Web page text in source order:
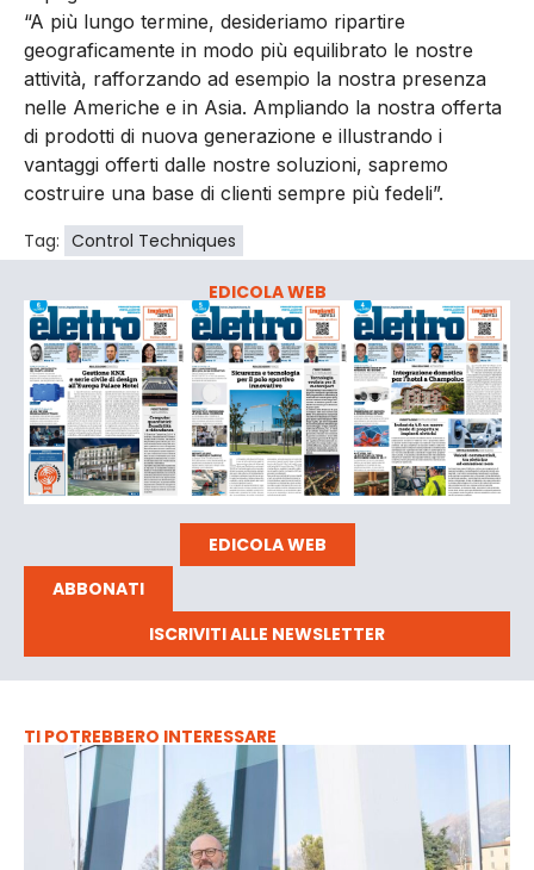
“A più lungo termine, desideriamo ripartire
geograficamente in modo più equilibrato le nostre
attività, rafforzando ad esempio la nostra presenza
nelle Americhe e in Asia. Ampliando la nostra offerta
di prodotti di nuova generazione e illustrando i
vantaggi offerti dalle nostre soluzioni, sapremo
costruire una base di clienti sempre più fedeli”.
Tag: Control Techniques
EDICOLA WEB
EDICOLA WEB
ABBONATI
ISCRIVITI ALLE NEWSLETTER
TI POTREBBERO INTERESSARE